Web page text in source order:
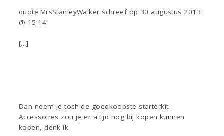
quote:MrsStanleyWalker schreef op 30 augustus 2013
@ 15:14:
[...]
Dan neem je toch de goedkoopste starterkit.
Accessoires zou je er altijd nog bij kopen kunnen
kopen, denk ik.